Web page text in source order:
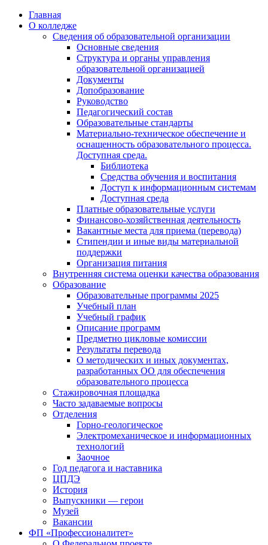
Перейти
содержимому
Главная
О колледже
Сведения об образовательной организации
Основные сведения
Структура и органы управления
образовательной организацией
Документы
Допобразование
Руководство
Педагогический состав
Образовательные стандарты
Материально-техническое обеспечение и
оснащенность образовательного процесса.
Доступная среда.
Библиотека
Средства обучения и воспитания
Доступ к информационным системам
Доступная среда
Платные образовательные услуги
Финансово-хозяйственная деятельность
Вакантные места для приема (перевода)
Стипендии и иные виды материальной
поддержки
Организация питания
Внутренняя система оценки качества образования
Образование
Образовательные программы 2025
Учебный план
Учебный график
Описание программ
Предметно цикловые комиссии
Результаты перевода
О методических и иных документах,
разработанных ОО для обеспечения
образовательного процесса
Стажировочная площадка
Часто задаваемые вопросы
Отделения
Горно-геологическое
Электромеханическое и информационных
технологий
Заочное
Год педагога и наставника
ЦПДЭ
История
Выпускники — герои
Музей
Вакансии
ФП «Профессионалитет»